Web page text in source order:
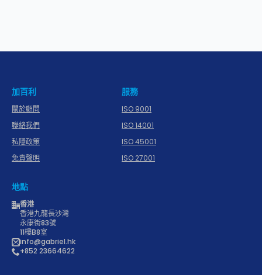
加百利
關於顧問
聯絡我們
私隱政策
免責聲明
服務
ISO 9001
ISO 14001
ISO 45001
ISO 27001
地點
香港
香港九龍長沙灣
永康街83號
11樓B8室
info@gabriel.hk
+852 23664622